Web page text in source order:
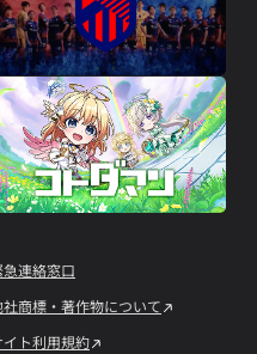
急連絡窓口
社商標・著作物について
イト利用規約